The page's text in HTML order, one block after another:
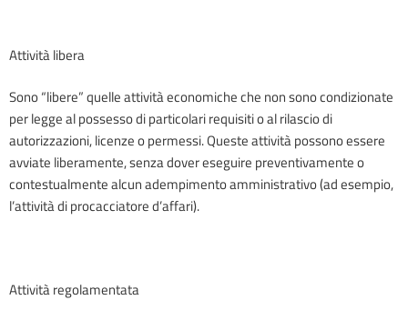
Attività libera
Sono “libere” quelle attività economiche che non sono condizionate
per legge al possesso di particolari requisiti o al rilascio di
autorizzazioni, licenze o permessi. Queste attività possono essere
avviate liberamente, senza dover eseguire preventivamente o
contestualmente alcun adempimento amministrativo (ad esempio,
l’attività di procacciatore d’affari).
Attività regolamentata